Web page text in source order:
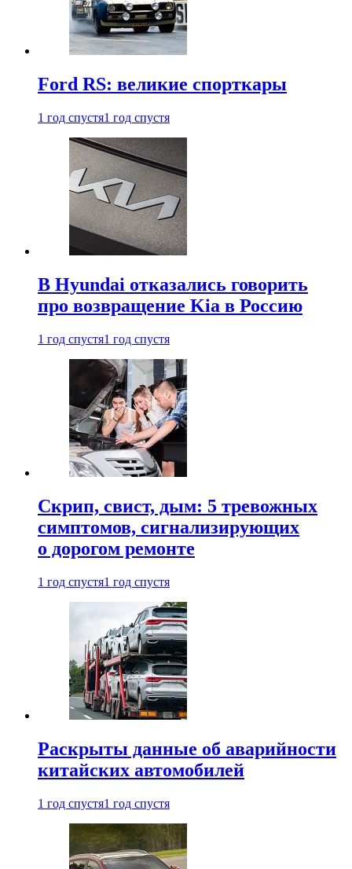
Ford RS: великие спорткары
1 год спустя1 год спустя
В Hyundai отказались говорить
про возвращение Kia в Россию
1 год спустя1 год спустя
Скрип, свист, дым: 5 тревожных
симптомов, сигнализирующих
о дорогом ремонте
1 год спустя1 год спустя
Раскрыты данные об аварийности
китайских автомобилей
1 год спустя1 год спустя